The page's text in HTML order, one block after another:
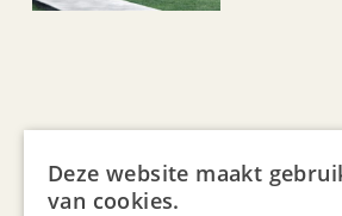
Noorbeek
Deze website maakt
van cookies.